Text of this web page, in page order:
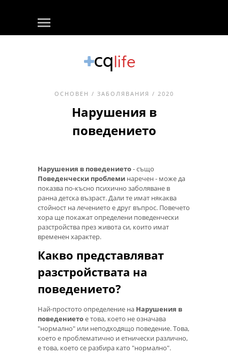
ОСНОВЕН / ЗАБОЛЯВАНИЯ / 2020
Нарушения в
поведението
Нарушения в поведението- също
Поведенчески проблеми наречен - може да
показва по-късно психично заболяване в
ранна детска възраст. Дали те имат някаква
стойност на лечението е друг въпрос. Повечето
хора ще покажат определени поведенчески
разстройства през живота си, които имат
временен характер.
Какво представляват
разстройствата на
поведението?
Най-простото определение на Нарушения в
поведениетое това, което не означава
"нормално" или неподходящо поведение. Това,
което е проблематично и етнически различно,
е това, което се разбира като "нормално".